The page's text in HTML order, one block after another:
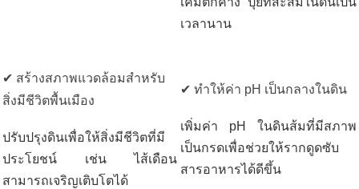
เวลานาน
✔ สร้างสภาพแวดล้อมสำหรับ
สิ่งมีชีวิตพื้นเมือง
ปรับปรุงดินเพื่อให้สิ่งมีชีวิตที่มี
ประโยชน์ เช่น ไส้เดือน
สามารถเจริญเติบโตได้
✔ ทำให้ค่า pH เป็นกลางในดิน
เพิ่มค่า pH ในดินส้มที่มีสภาพ
เป็นกรดเพื่อช่วยให้รากดูดซับ
สารอาหารได้ดีขึ้น